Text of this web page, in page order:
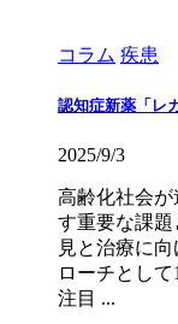
コラム 疾患
認知症新薬「レ
2025/9/3
高齢化社会が
す重要な課
見と治療に
ローチとし
注目 ...